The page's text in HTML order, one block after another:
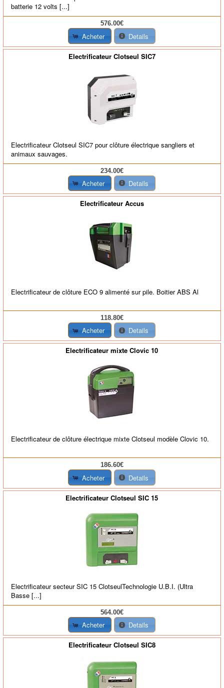
batterie 12 volts [...]
576.00€
Acheter Details
Electrificateur Clotseul SIC7
Electrificateur Clotseul SIC7 pour clôture électrique sangliers et
animaux sauvages.
234.00€
Acheter Details
Electrificateur Accus
Electrificateur de clôture ECO 9 alimenté sur pile. Boitier ABS Al
118.80€
Acheter Details
Electrificateur mixte Clovic 10
Electrificateur de clôture électrique mixte Clotseul modèle Clovic 10.
186.60€
Acheter Details
Electrificateur Clotseul SIC 15
Electrificateur secteur SIC 15 ClotseulTechnologie U.B.I. (Ultra
Basse [...]
564.00€
Acheter Details
Electrificateur Clotseul SIC8